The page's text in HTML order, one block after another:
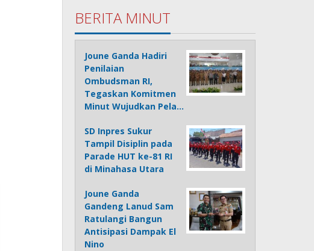
BERITA MINUT
Joune Ganda Hadiri
Penilaian
Ombudsman RI,
Tegaskan Komitmen
Minut Wujudkan Pela…
SD Inpres Sukur
Tampil Disiplin pada
Parade HUT ke-81 RI
di Minahasa Utara
Joune Ganda
Gandeng Lanud Sam
Ratulangi Bangun
Antisipasi Dampak El
Nino